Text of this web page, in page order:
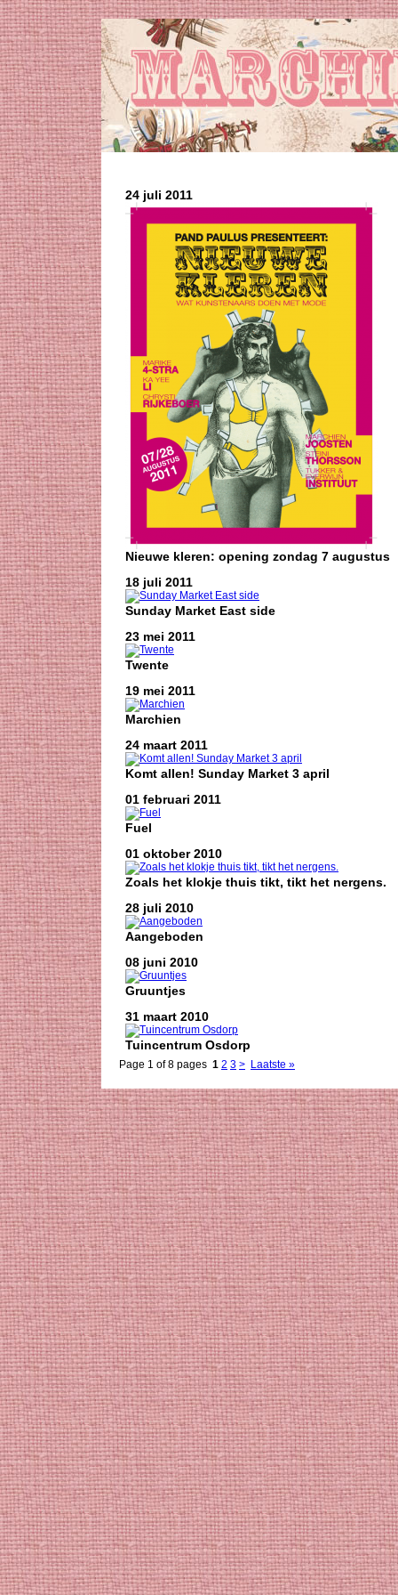
24 juli 2011
Nieuwe kleren: opening zondag 7 augustus
18 juli 2011
Sunday Market East side
23 mei 2011
Twente
19 mei 2011
Marchien
24 maart 2011
Komt allen! Sunday Market 3 april
01 februari 2011
Fuel
01 oktober 2010
Zoals het klokje thuis tikt, tikt het nergens.
28 juli 2010
Aangeboden
08 juni 2010
Gruuntjes
31 maart 2010
Tuincentrum Osdorp
Page 1 of 8 pages 1 2 3 > Laatste »